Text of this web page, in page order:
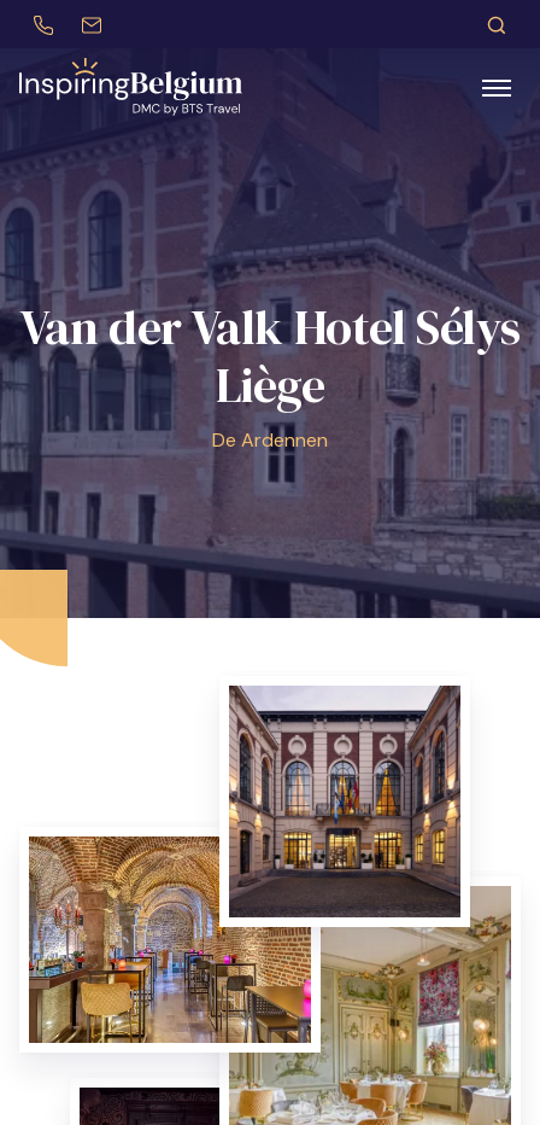
+32 (0)479 30 77 62 NL
Van der Valk Hotel Sélys
Liège
De Ardennen